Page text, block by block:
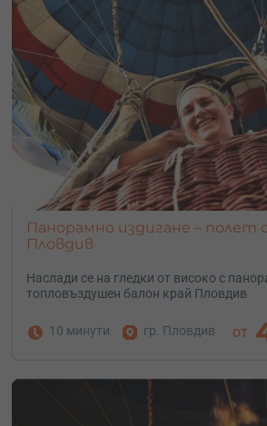
Панорамно издигане – полет
Пловдив
Наслади се на гледки от високо с
топловъздушен балон край Пловдив
10 минути гр. Пловдив от